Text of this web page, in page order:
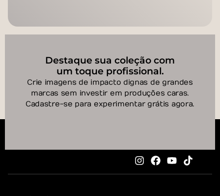
Destaque sua coleção com
um toque profissional.
Crie imagens de impacto dignas de grandes
marcas sem investir em produções caras.
Cadastre-se para experimentar grátis agora.